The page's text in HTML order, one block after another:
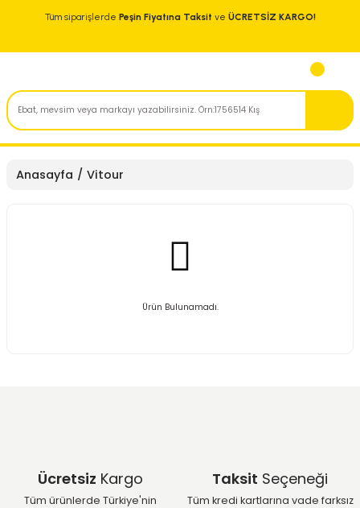
Tüm siparişlerde Peşin Fiyatına Taksit ve ÜCRETSİZ KARGO!
Anasayfa Vitour
Ürün Bulunamadı.
Ücretsiz Kargo
Tüm ürünlerde Türkiye'nin
Taksit Seçeneği
Tüm kredi kartlarına vade farksız